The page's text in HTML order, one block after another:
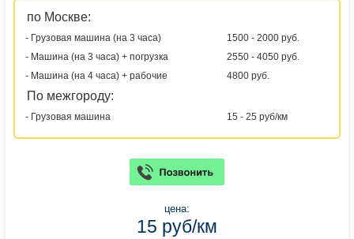
по Москве:
- Грузовая машина (на 3 часа)
1500 - 2000 руб.
- Машина (на 3 часа) + погрузка
2550 - 4050 руб.
- Машина (на 4 часа) + рабочие
4800 руб.
По межгороду:
- Грузовая машина 15 - 25 руб/км
цена:
15 руб/км